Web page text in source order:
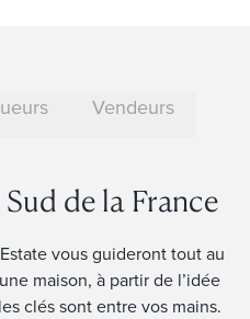
Vendeurs
de la France
vous guideront tout au
maison, à partir de l’idée
clés sont entre vos mains.